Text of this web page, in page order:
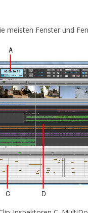
meisten Fenster und